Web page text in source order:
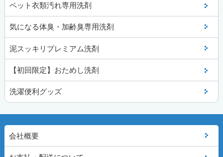
ペット衣類汚れ専用洗剤
気になる体臭・加齢臭専用洗剤
泥スッキリプレミアム洗剤
【初回限定】おためし洗剤
洗濯便利グッズ
会社概要